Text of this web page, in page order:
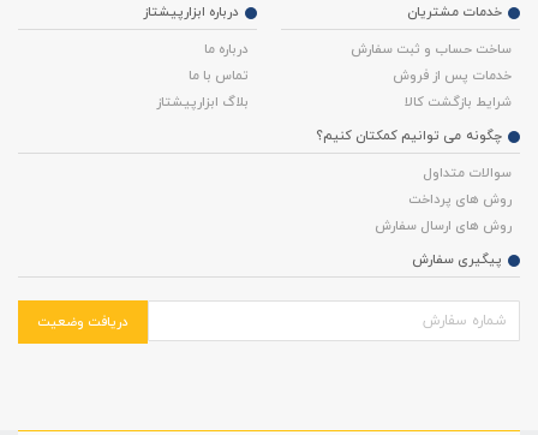
درباره ابزارپیشتاز
درباره ما
تماس با ما
بلاگ ابزارپیشتاز
خدمات مشتریان
ساخت حساب و ثبت سفارش
خدمات پس از فروش
شرایط بازگشت کالا
چگونه می توانیم کمکتان کنیم؟
سوالات متداول
روش های پرداخت
روش های ارسال سفارش
پیگیری سفارش
دریافت وضعیت